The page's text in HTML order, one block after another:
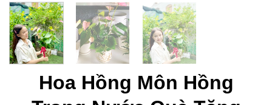
Hoa Hồng Môn Hồng